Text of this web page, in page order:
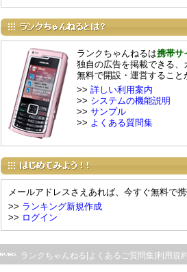
ランクちゃんねるは携帯サ
独自の広告を掲載できる
無料で開設・運営すること
>> 詳しい利用案内
>> システムの機能説明
>> サンプル
>> よくある質問集
メールアドレスさえあれば、今すぐ無料で
>> ランキング新規作成
>> ログイン
ランクちゃんねる よくあるご質問集 利用規